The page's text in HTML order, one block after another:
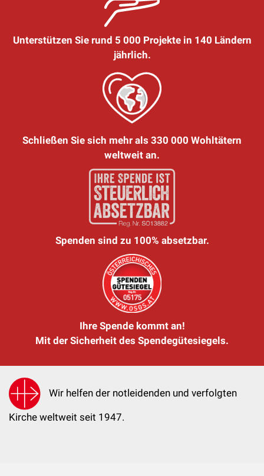
Unterstützen Sie rund 5 000 Projekte in 140 Ländern
jährlich.
Schließen Sie sich mehr als 330 000 Wohltätern
weltweit an.
Spenden sind zu 100% absetzbar.
Ihre Spende kommt an!
Mit der Sicherheit des Spendegütesiegels.
Wir helfen der notleidenden und verfolgten
Kirche weltweit seit 1947.